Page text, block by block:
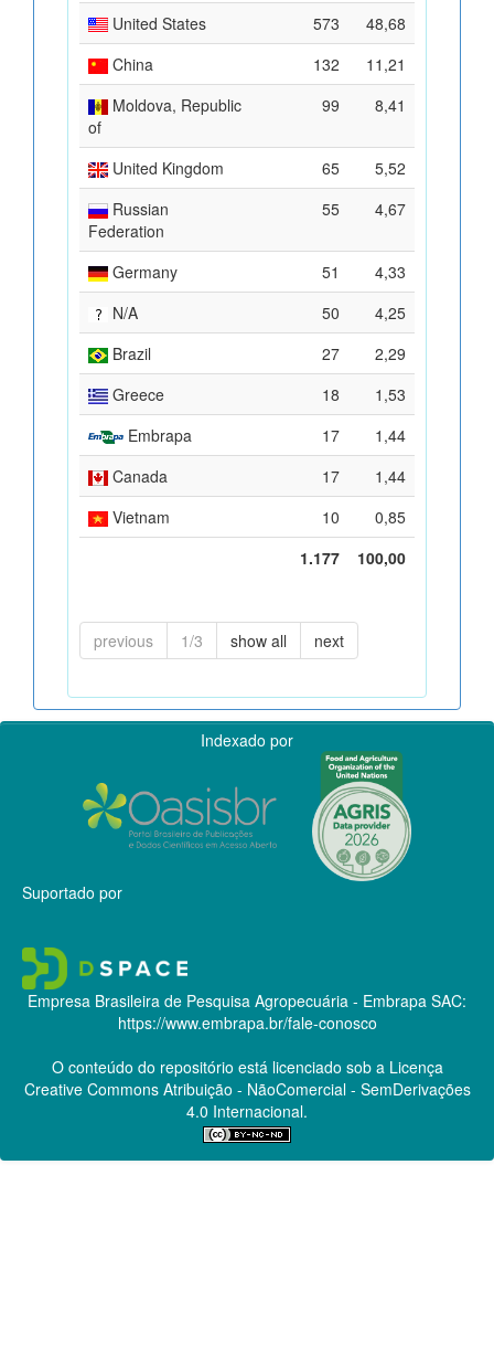
United States
573
48,68
China
132
11,21
Moldova, Republic
of
99 8,41
United Kingdom 65
5,52
Russian
Federation
55 4,67
Germany 51
4,33
N/A
50
4,25
Brazil
27
2,29
Greece
18
1,53
Embrapa
17
1,44
Canada
17
1,44
Vietnam
10
0,85
1.177
100,00
previous 1/3 show all next
Indexado por
Suportado por
Empresa Brasileira de Pesquisa Agropecuária - Embrapa SAC:
https://www.embrapa.br/fale-conosco
O conteúdo do repositório está licenciado sob a Licença
Creative CommonsAtribuição - NãoComercial - SemDerivações
4.0 Internacional.